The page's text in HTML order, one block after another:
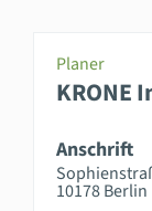
Planer
KRONE
Anschrift
10178 Berlin